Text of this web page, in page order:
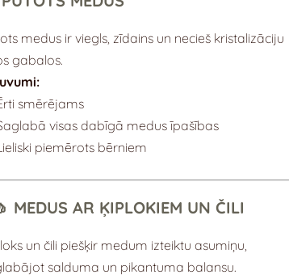
medus ir viegls, zīdains un necieš kristalizāciju
gabalos.
smērējams
visas dabīgā medus īpašības
piemērots bērniem
MEDUS AR ĶIPLOKIEM UN ČILI
un čili piešķir medum izteiktu asumiņu,
salduma un pikantuma balansu.